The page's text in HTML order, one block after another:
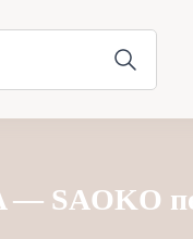
— SAOKO